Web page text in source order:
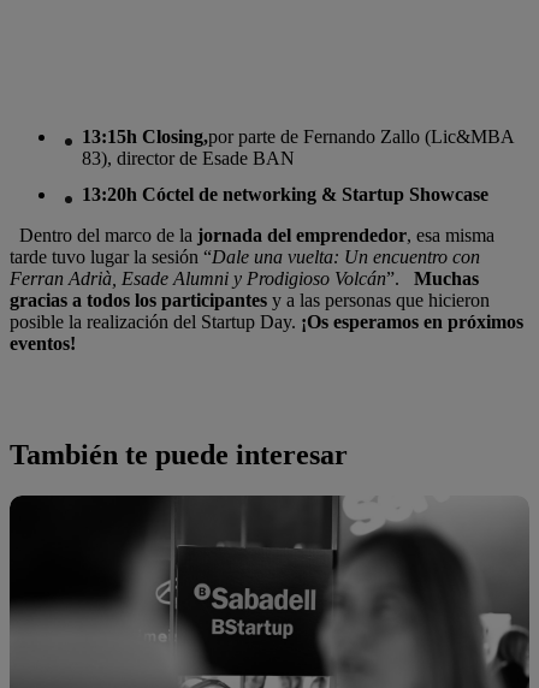
13:15h Closing,por parte de Fernando Zallo (Lic&MBA
83), director de Esade BAN
13:20h Cóctel de networking & Startup Showcase
Dentro del marco de la jornada del emprendedor, esa misma
tarde tuvo lugar la sesión “Dale una vuelta: Un encuentro con
Ferran Adrià, Esade Alumni y Prodigioso Volcán”. Muchas
gracias a todos los participantes y a las personas que hicieron
posible la realización del Startup Day. ¡Os esperamos en próximos
eventos!
También te puede interesar